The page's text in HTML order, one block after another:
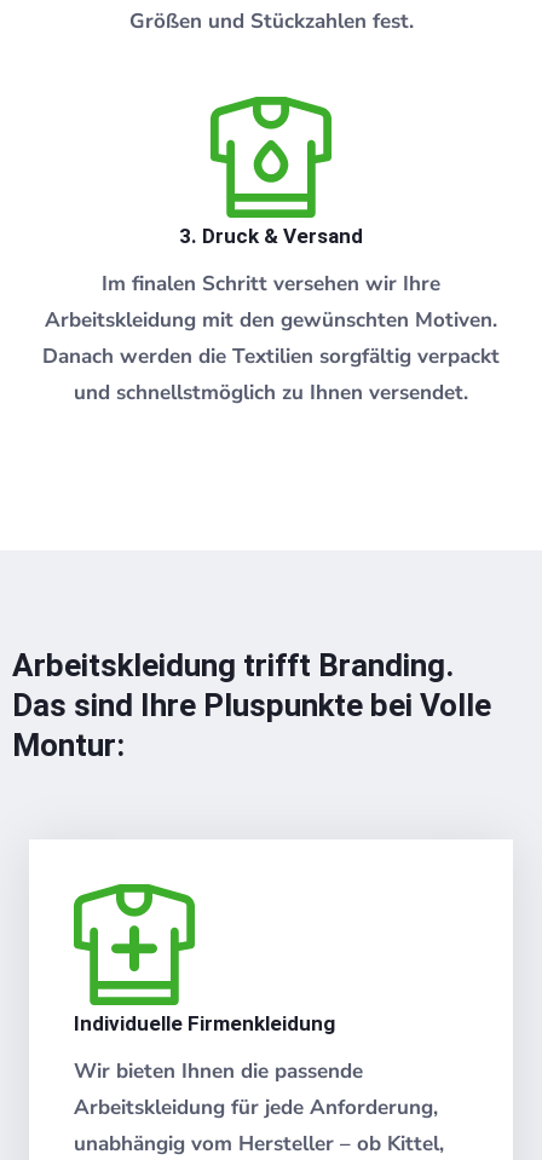
Größen und Stückzahlen fest.
3. Druck & Versand
Im finalen Schritt versehen wir Ihre
Arbeitskleidung mit den gewünschten Motiven.
Danach werden die Textilien sorgfältig verpackt
und schnellstmöglich zu Ihnen versendet.
Arbeitskleidung trifft Branding.
Das sind Ihre Pluspunkte bei Volle
Montur:
Individuelle Firmenkleidung
Wir bieten Ihnen die passende
Arbeitskleidung für jede Anforderung,
unabhängig vom Hersteller – ob Kittel,